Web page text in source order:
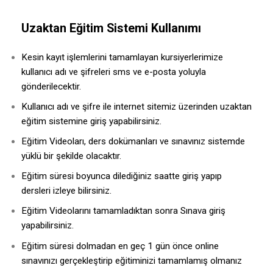
Uzaktan Eğitim Sistemi Kullanımı
Kesin kayıt işlemlerini tamamlayan kursiyerlerimize
kullanıcı adı ve şifreleri sms ve e-posta yoluyla
gönderilecektir.
Kullanıcı adı ve şifre ile internet sitemiz üzerinden uzaktan
eğitim sistemine giriş yapabilirsiniz.
Eğitim Videoları, ders dokümanları ve sınavınız sistemde
yüklü bir şekilde olacaktır.
Eğitim süresi boyunca dilediğiniz saatte giriş yapıp
dersleri izleye bilirsiniz.
Eğitim Videolarını tamamladıktan sonra Sınava giriş
yapabilirsiniz.
Eğitim süresi dolmadan en geç 1 gün önce online
sınavınızı gerçekleştirip eğitiminizi tamamlamış olmanız